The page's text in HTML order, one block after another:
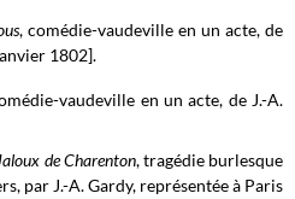
, comédie-vaudeville en un acte, de
1802].
vaudeville en un acte, de J.-A.
de Charenton, tragédie burlesque
par J.-A. Gardy, représentée à Paris